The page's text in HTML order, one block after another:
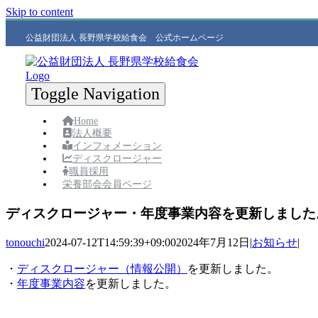
Skip to content
公益財団法人 長野県学校給食会 公式ホームページ
Toggle Navigation
Home
法人概要
インフォメーション
ディスクロージャー
職員採用
栄養部会会員ページ
ディスクロージャー・年度事業内容を更新しまし
tonouchi2024-07-12T14:59:39+09:002024年7月12日 |お知らせ|
・ ディスクロージャー（情報公開）
を更新しました。
・ 年度事業内容を更新しました。